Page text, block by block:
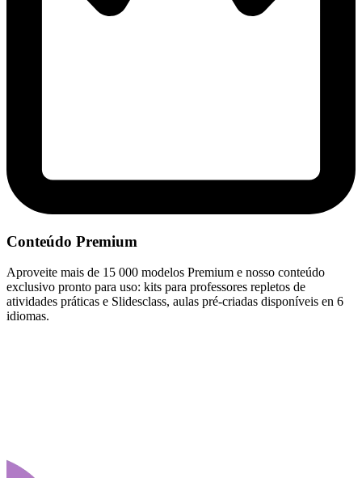
Conteúdo Premium
Aproveite mais de 15 000 modelos Premium e nosso conteúdo
exclusivo pronto para uso: kits para professores repletos de
atividades práticas e Slidesclass, aulas pré-criadas disponíveis en 6
idiomas.